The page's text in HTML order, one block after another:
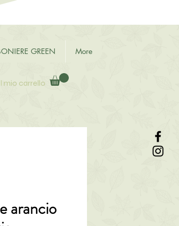
GREEN More
mio carrello
arancio